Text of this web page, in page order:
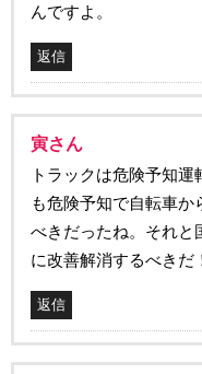
んですよ。
返信
寅さん
トラックは危険予知
も危険予知で自転車か
べきだったね。それと
に改善解消するべきだ
返信